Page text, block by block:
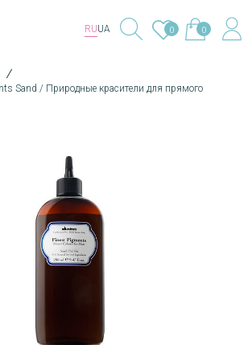
RUUA 0 0
Sand / Природные красители для прямого